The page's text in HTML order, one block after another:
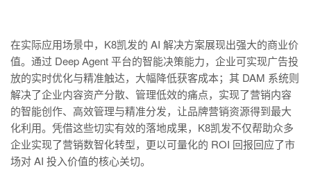
在实际应用场景中，K8凯发的 AI 解决方案展现出强大的商业价
值。通过 Deep Agent 平台的智能决策能力，企业可实现广告投
放的实时优化与精准触达，大幅降低获客成本；其 DAM 系统则
解决了企业内容资产分散、管理低效的痛点，实现了营销内容
的智能创作、高效管理与精准分发，让品牌营销资源得到最大
化利用。凭借这些切实有效的落地成果，K8凯发不仅帮助众多
企业实现了营销数智化转型，更以可量化的 ROI 回报回应了市
场对 AI 投入价值的核心关切。